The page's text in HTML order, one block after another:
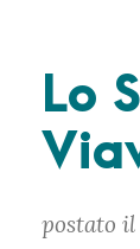
Lo
postato il